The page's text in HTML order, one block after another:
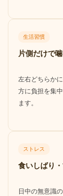
生活習慣
片側だけで
左右どちらか
方に負担を集
ます。
ストレス
食いしばり
日中の無意識